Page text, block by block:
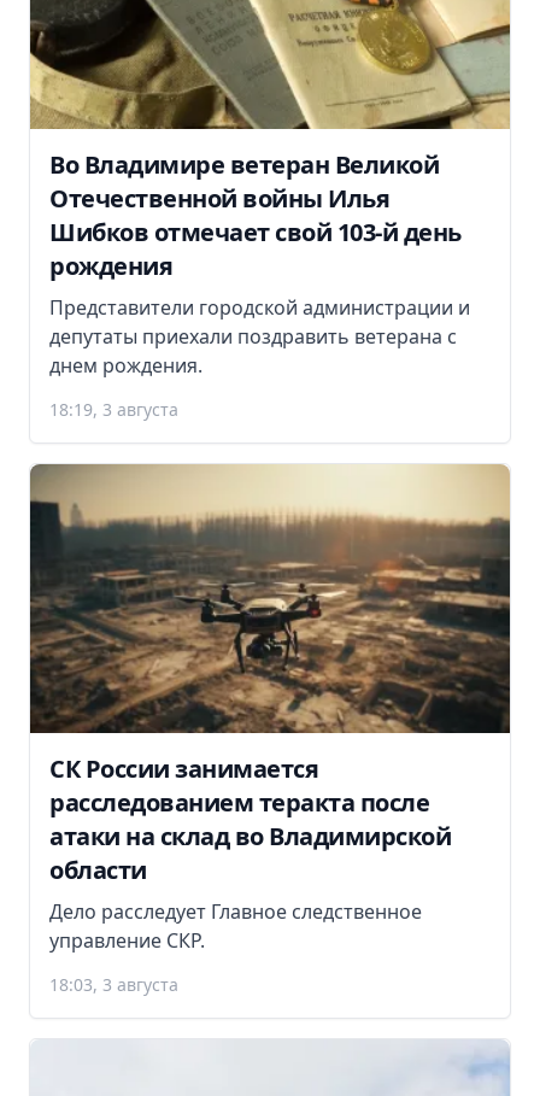
Во Владимире ветеран Великой
Отечественной войны Илья
Шибков отмечает свой 103-й день
рождения
Представители городской администрации и
депутаты приехали поздравить ветерана с
днем рождения.
18:19, 3 августа
СК России занимается
расследованием теракта после
атаки на склад во Владимирской
области
Дело расследует Главное следственное
управление СКР.
18:03, 3 августа